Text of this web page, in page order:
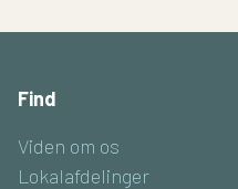
Find
Viden om os
Lokalafdelinger